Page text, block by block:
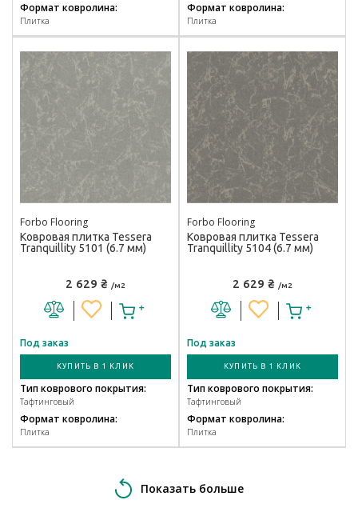
Формат ковролина:
Плитка
Формат ковролина:
Плитка
Forbo Flooring
Ковровая плитка Tessera
Tranquillity 5101 (6.7 мм)
2 629 ₴ /м2
Под заказ
КУПИТЬ В 1 КЛИК
Тип коврового покрытия:
Тафтинговый
Формат ковролина:
Плитка
Forbo Flooring
Ковровая плитка Tessera
Tranquillity 5104 (6.7 мм)
2 629 ₴ /м2
Под заказ
КУПИТЬ В 1 КЛИК
Тип коврового покрытия:
Тафтинговый
Формат ковролина:
Плитка
Показать больше